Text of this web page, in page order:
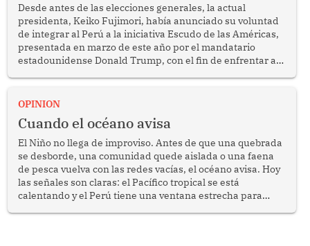
Desde antes de las elecciones generales, la actual
presidenta, Keiko Fujimori, había anunciado su voluntad
de integrar al Perú a la iniciativa Escudo de las Américas,
presentada en marzo de este año por el mandatario
estadounidense Donald Trump, con el fin de enfrentar al
OPINION
Cuando el océano avisa
El Niño no llega de improviso. Antes de que una quebrada
se desborde, una comunidad quede aislada o una faena
de pesca vuelva con las redes vacías, el océano avisa. Hoy
las señales son claras: el Pacífico tropical se está
calentando y el Perú tiene una ventana estrecha para